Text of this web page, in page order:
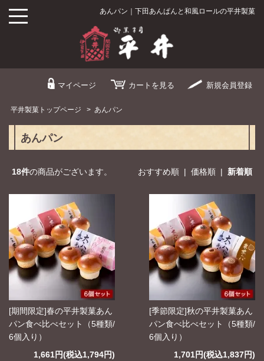
あんパン｜下田あんぱんと和風ロールの平井製菓
マイページ カート を見る 新規会員登録
平井製菓トップページ > あんパン
あんパン
おすすめ順 | 価格順 | 新着順
18件の商品がございます。
[期間限定]春の平井製菓あん
パン食べ比べセット（5種類/
6個入り）
1,661円(税込1,794円)
[季節限定]秋の平井製菓あん
パン食べ比べセット（5種類/
6個入り）
1,701円(税込1,837円)